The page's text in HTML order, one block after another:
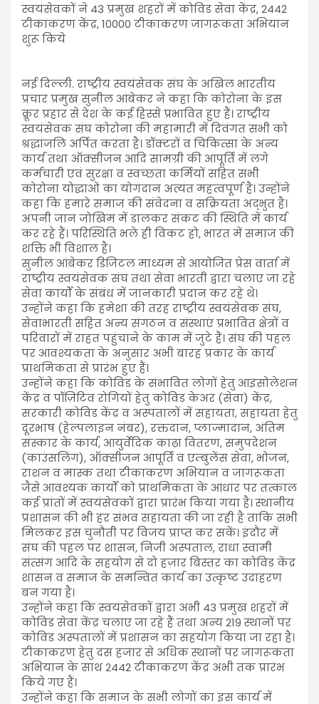
स्वयंसेवकों ने 43 प्रमुख शहरों में कोविड सेवा केंद्र, 2442
टीकाकरण केंद्र, 10000 टीकाकरण जागरूकता अभियान
शुरू किये
नई दिल्‍ली. राष्ट्रीय स्वयंसेवक संघ के अखिल भारतीय
प्रचार प्रमुख सुनील आंबेकर ने कहा कि कोरोना के इस
क्रूर प्रहार से देश के कई हिस्से प्रभावित हुए हैं। राष्ट्रीय
स्वयंसेवक संघ कोरोना की महामारी में दिवंगत सभी को
श्रद्धांजलि अर्पित करता है। डॉक्टरों व चिकित्सा के अन्य
कार्य तथा ऑक्सीजन आदि सामग्री की आपूर्ति में लगे
कर्मचारी एवं सुरक्षा व स्वच्छता कर्मियों सहित सभी
कोरोना योद्धाओं का योगदान अत्यंत महत्वपूर्ण है। उन्होंने
कहा कि हमारे समाज की संवेदना व सक्रियता अद्भुत है।
अपनी जान जोखिम में डालकर संकट की स्थिति में कार्य
कर रहे हैं। परिस्थिति भले ही विकट हो, भारत में समाज की
शक्ति भी विशाल है।
सुनील आंबेकर डिजिटल माध्यम से आयोजित प्रेस वार्ता में
राष्ट्रीय स्वयंसेवक संघ तथा सेवा भारती द्वारा चलाए जा रहे
सेवा कार्यों के संबंध में जानकारी प्रदान कर रहे थे।
उन्होंने कहा कि हमेशा की तरह राष्ट्रीय स्वयंसेवक संघ,
सेवाभारती सहित अन्य संगठन व संस्थाएं प्रभावित क्षेत्रों व
परिवारों में राहत पहुंचाने के काम में जुटे हैं। संघ की पहल
पर आवश्यकता के अनुसार अभी बारह प्रकार के कार्य
प्राथमिकता से प्रारंभ हुए हैं।
उन्होंने कहा कि कोविड के संभावित लोगों हेतु आइसोलेशन
केंद्र व पॉज़िटिव रोगियों हेतु कोविड केअर (सेवा) केंद्र,
सरकारी कोविड केंद्र व अस्पतालों में सहायता, सहायता हेतु
दूरभाष (हेल्पलाइन नंबर), रक्तदान, प्लाज्मादान, अंतिम
संस्कार के कार्य, आयुर्वेदिक काढ़ा वितरण, समुपदेशन
(काउंसलिंग), ऑक्सीजन आपूर्ति व एम्बुलेंस सेवा, भोजन,
राशन व मास्क तथा टीकाकरण अभियान व जागरूकता
जैसे आवश्यक कार्यों को प्राथमिकता के आधार पर तत्काल
कई प्रांतों में स्वयंसेवकों द्वारा प्रारंभ किया गया है। स्थानीय
प्रशासन की भी हर संभव सहायता की जा रही है ताकि सभी
मिलकर इस चुनौती पर विजय प्राप्त कर सकें। इंदौर में
संघ की पहल पर शासन, निजी अस्पताल, राधा स्वामी
संत्संग आदि के सहयोग से दो हज़ार बिस्तर का कोविड केंद्र
शासन व समाज के समन्वित कार्य का उत्कृष्ट उदाहरण
बन गया है।
उन्होंने कहा कि स्वयंसेवकों द्वारा अभी 43 प्रमुख शहरों में
कोविड सेवा केंद्र चलाए जा रहे हैं तथा अन्य 219 स्थानों पर
कोविड अस्पतालों में प्रशासन का सहयोग किया जा रहा है।
टीकाकरण हेतु दस हजार से अधिक स्थानों पर जागरूकता
अभियान के साथ 2442 टीकाकरण केंद्र अभी तक प्रारंभ
किये गए हैं।
उन्होंने कहा कि समाज के सभी लोगों का इस कार्य में